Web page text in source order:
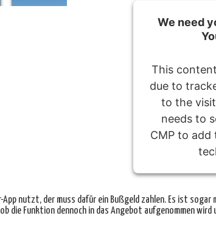
We need
This
due to
to the
needs to
CMP to
Powered by
App nutzt, der muss dafür ein Bußgeld zahlen. Es ist sogar
die Funktion dennoch in das Angebot aufgenommen